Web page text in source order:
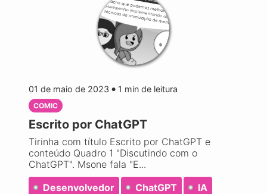
01 de maio de 2023 ● 1 min de leitura
COMIC
Escrito por ChatGPT
Tirinha com título Escrito por ChatGPT e
conteúdo Quadro 1 "Discutindo com o
ChatGPT". Msone fala "E...
Desenvolvedor
ChatGPT IA